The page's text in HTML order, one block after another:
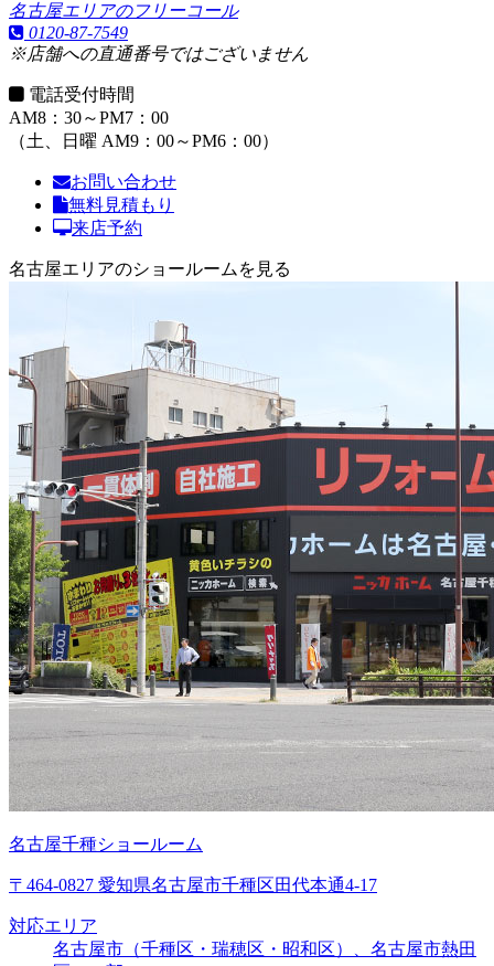
名古屋エリアのフリーコール
0120-87-7549
※店舗への直通番号ではございません
電話受付時間
AM8：30～PM7：00
（土、日曜 AM9：00～PM6：00）
お問い合わせ
無料見積もり
来店予約
名古屋エリアのショールームを見る
名古屋千種ショールーム
〒464-0827 愛知県名古屋市千種区田代本通4-17
対応エリア
名古屋市（千種区・瑞穂区・昭和区）、名古屋市熱田